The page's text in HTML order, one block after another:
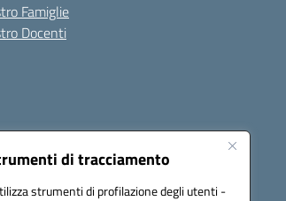
di tracciamento
strumenti di profilazione degli utenti -
Famiglie
Docenti